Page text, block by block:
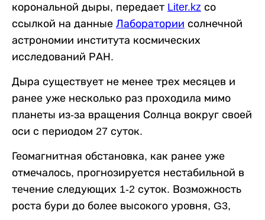
корональной дыры, передает Liter.kz со
ссылкой на данные Лаборатории солнечной
астрономии института космических
исследований РАН.
Дыра существует не менее трех месяцев и
ранее уже несколько раз проходила мимо
планеты из-за вращения Солнца вокруг своей
оси с периодом 27 суток.
Геомагнитная обстановка, как ранее уже
отмечалось, прогнозируется нестабильной в
течение следующих 1-2 суток. Возможность
роста бури до более высокого уровня, G3,